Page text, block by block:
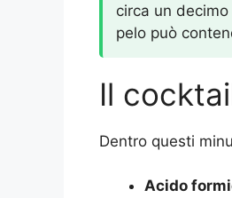
circa un
pelo può
Il
Dentro questi
Acido